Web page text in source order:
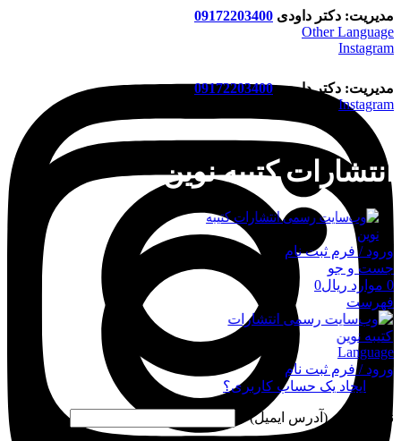
مدیریت: دکتر داودی 09172203400
Other Language
Instagram
مدیریت: دکتر داودی09172203400
Instagram
انتشارات کتیبه نوین
ورود / فرم ثبت نام
جست و جو
0 موارد ریال0
فهرست
Language
ورود / فرم ثبت نام
ورود
ایجاد یک حساب کاربری؟
نام کاربری (آدرس ایمیل)